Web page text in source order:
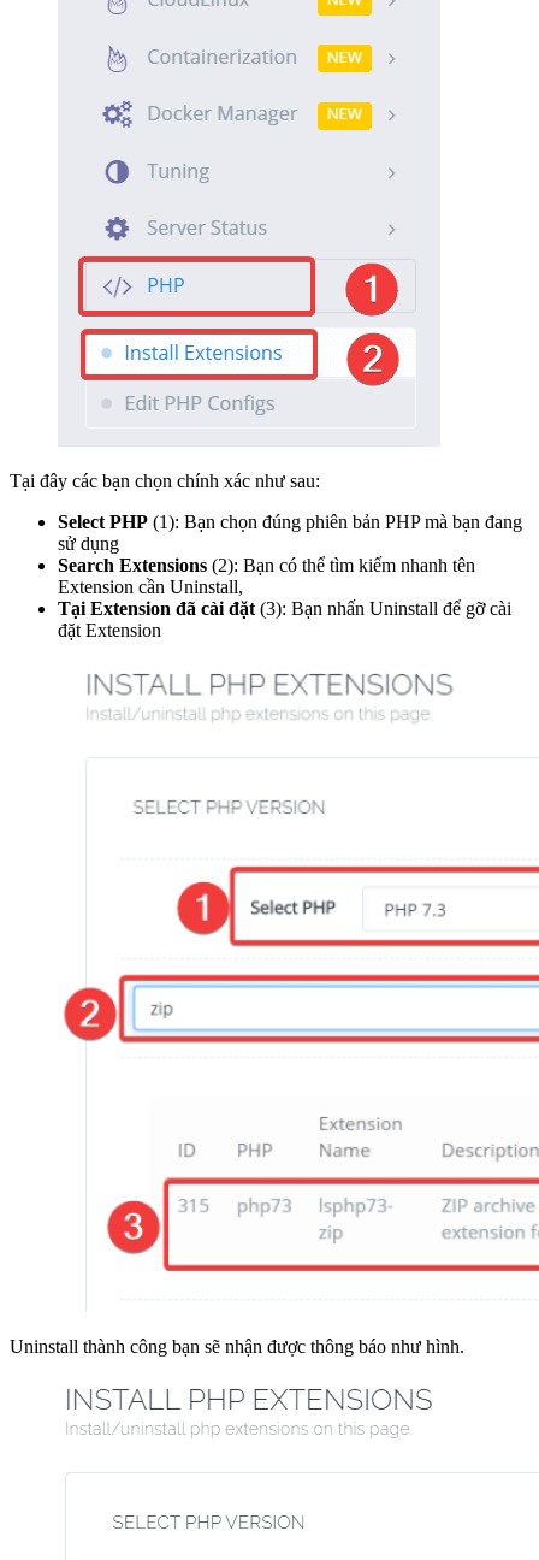
Tại đây các bạn chọn chính xác như sau:
Select PHP (1): Bạn chọn đúng phiên bản PHP mà bạn đang
sử dụng
Search Extensions (2): Bạn có thể tìm kiếm nhanh tên
Extension cần Uninstall,
Tại Extension đã cài đặt (3): Bạn nhấn Uninstall để gỡ cài
đặt Extension
Uninstall thành công bạn sẽ nhận được thông báo như hình.